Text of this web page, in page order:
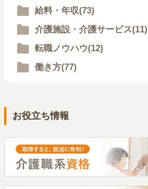
給料・年収(73)
介護施設・介護サービス(11)
転職ノウハウ(12)
働き方(77)
お役立ち情報